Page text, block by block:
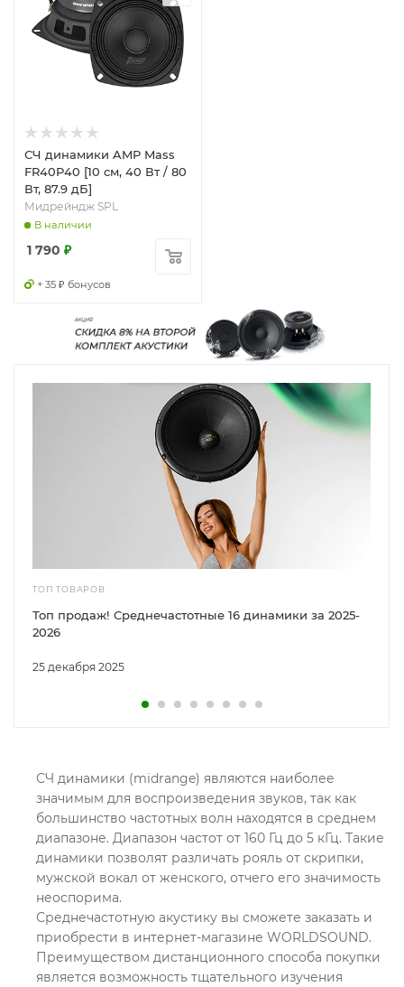
СЧ динамики AMP Mass
FR40P40 [10 см, 40 Вт / 80
Вт, 87.9 дБ]
Мидрейндж SPL
В наличии
1 790 ₽
+ 35 ₽ бонусов
ТОП ТОВАРОВ
25 декабря 2025
Топ продаж! Cреднечастотные 16 динамики за 2025-
2026
СЧ динамики (midrange) являются наиболее
значимым для воспроизведения звуков, так как
большинство частотных волн находятся в среднем
диапазоне. Диапазон частот от 160 Гц до 5 кГц. Такие
динамики позволят различать рояль от скрипки,
мужской вокал от женского, отчего его значимость
неоспорима.
Среднечастотную акустику вы сможете заказать и
приобрести в интернет-магазине WORLDSOUND.
Преимуществом дистанционного способа покупки
является возможность тщательного изучения